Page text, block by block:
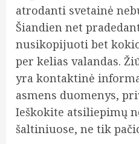
atrodanti svetainė
Šiandien net
nusikopijuoti bet
per kelias valandas.
yra kontaktinė
asmens duomenys,
Ieškokite atsiliepimų
šaltiniuose, ne tik